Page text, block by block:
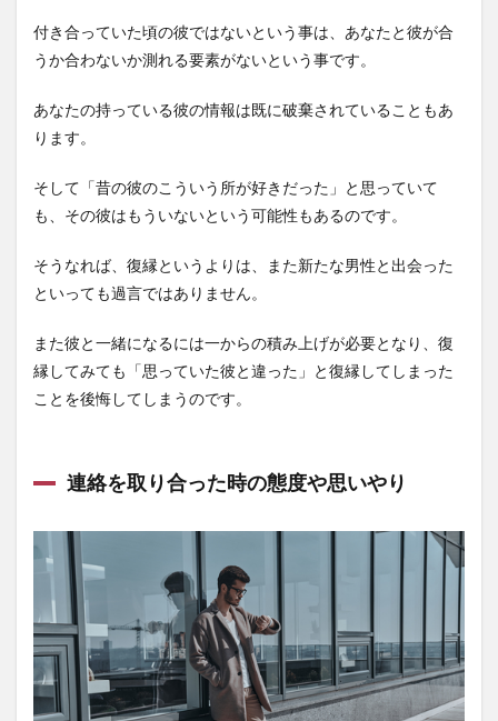
付き合っていた頃の彼ではないという事は、あなたと彼が合
うか合わないか測れる要素がないという事です。
あなたの持っている彼の情報は既に破棄されていることもあ
ります。
そして「昔の彼のこういう所が好きだった」と思っていて
も、その彼はもういないという可能性もあるのです。
そうなれば、復縁というよりは、また新たな男性と出会った
といっても過言ではありません。
また彼と一緒になるには一からの積み上げが必要となり、復
縁してみても「思っていた彼と違った」と復縁してしまった
ことを後悔してしまうのです。
連絡を取り合った時の態度や思いやり